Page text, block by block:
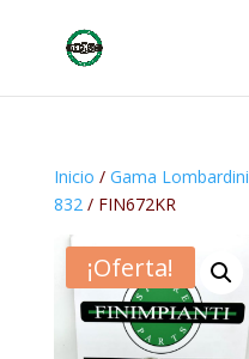
Inicio / Gama Lombardini
832/ FIN672KR
¡Oferta!